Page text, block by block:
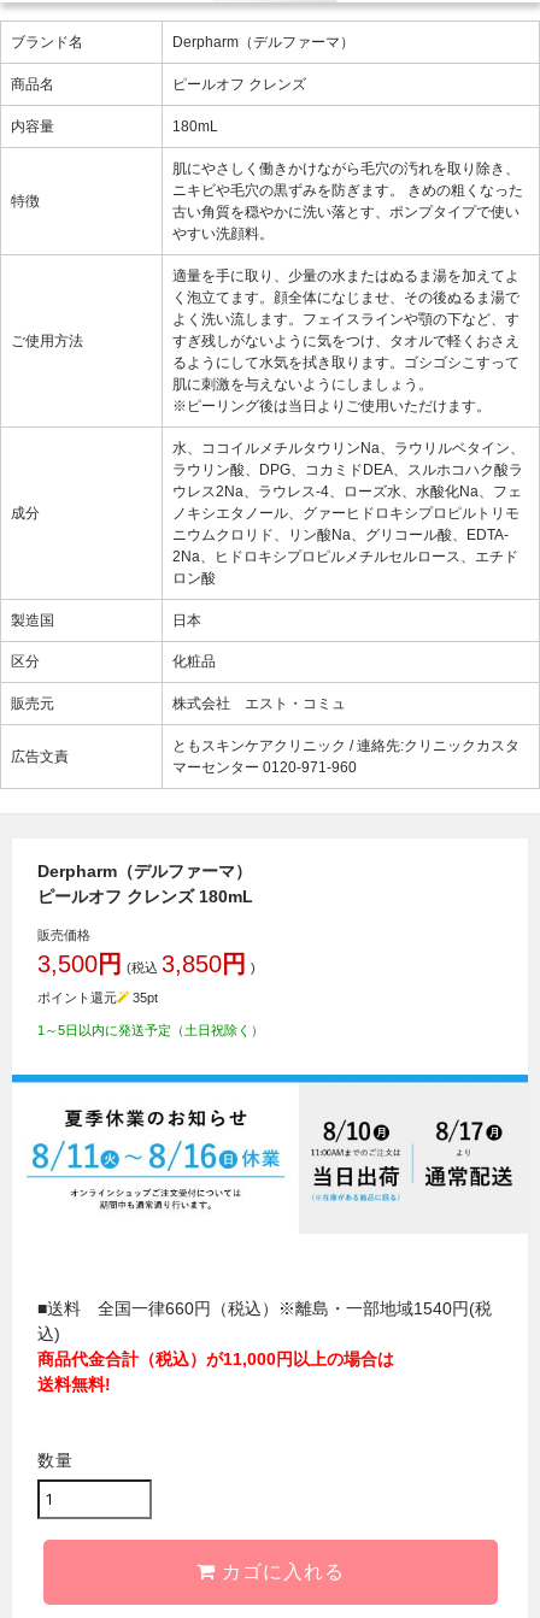
ブランド名 Derpharm（デルファーマ）
商品名 ピールオフ クレンズ
内容量 180mL
特徴
肌にやさしく働きかけながら毛穴の汚れを取り除き、
ニキビや毛穴の黒ずみを防ぎます。 きめの粗くなった
古い角質を穏やかに洗い落とす、ポンプタイプで使い
やすい洗顔料。
ご使用方法
適量を手に取り、少量の水またはぬるま湯を加えてよ
く泡立てます。顔全体になじませ、その後ぬるま湯で
よく洗い流します。フェイスラインや顎の下など、す
すぎ残しがないように気をつけ、タオルで軽くおさえ
るようにして水気を拭き取ります。ゴシゴシこすって
肌に刺激を与えないようにしましょう。
※ピーリング後は当日よりご使用いただけます。
成分
水、ココイルメチルタウリンNa、ラウリルベタイン、
ラウリン酸、DPG、コカミドDEA、スルホコハク酸ラ
ウレス2Na、ラウレス-4、ローズ水、水酸化Na、フェ
ノキシエタノール、グァーヒドロキシプロピルトリモ
ニウムクロリド、リン酸Na、グリコール酸、EDTA-
2Na、ヒドロキシプロピルメチルセルロース、エチド
ロン酸
製造国 日本
区分 化粧品
販売元 株式会社 エスト・コミュ
広告文責
ともスキンケアクリニック / 連絡先:クリニックカスタ
マーセンター 0120-971-960
Derpharm（デルファーマ）
ピールオフ クレンズ 180mL
販売価格
3,500円 (税込3,850円 )
ポイント還元 35pt
1～5日以内に発送予定（土日祝除く）
■送料 全国一律660円（税込）※離島・一部地域1540円(税
込)
商品代金合計（税込）が11,000円以上の場合は
送料無料!
数量
カゴに入れる